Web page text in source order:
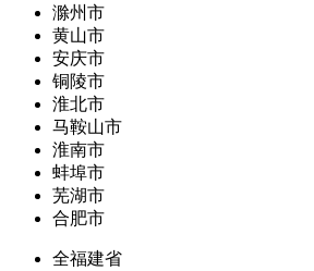
滁州市
黄山市
安庆市
铜陵市
淮北市
马鞍山市
淮南市
蚌埠市
芜湖市
合肥市
全福建省